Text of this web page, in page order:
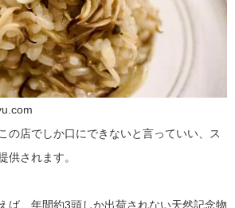
の店でしか口にできないと言っていい、ス
供されます。
ば、年間約3頭しか出荷されない天然記念物